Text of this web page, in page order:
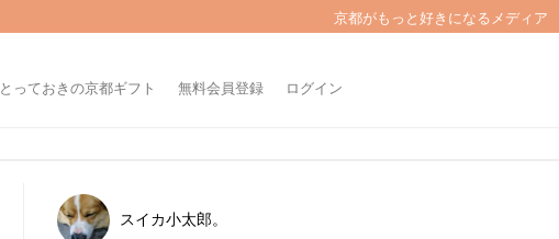
京都がもっと好きになるメディア
とっておきの京都ギフト 無料会員登録 ログイン
スイカ小太郎。